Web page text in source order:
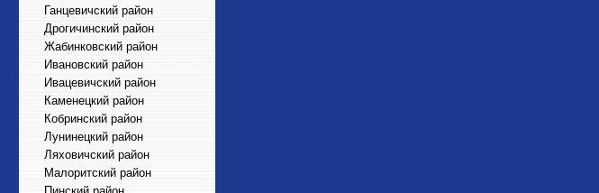
Ганцевичский район
Дрогичинский район
Жабинковский район
Ивановский район
Ивацевичский район
Каменецкий район
Кобринский район
Лунинецкий район
Ляховичский район
Малоритский район